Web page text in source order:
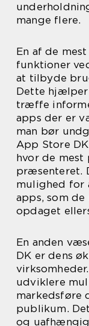
mange flere.
En af de
funktioner
at tilbyde
Dette
træffe
apps der er
man bør
App Store
hvor de
præsenteret.
mulighed for
apps, som de
opdaget
En anden
DK er dens
udviklere
markedsføre
publikum.
og